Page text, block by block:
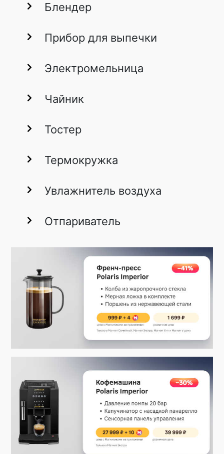
Блендер
Прибор для выпечки
Электромельница
Чайник
Тостер
Термокружка
Увлажнитель воздуха
Отпариватель